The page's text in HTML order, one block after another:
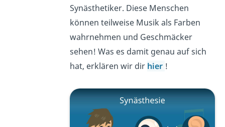
Synästhetiker. Diese Menschen
können teilweise Musik als Farben
wahrnehmen und Geschmäcker
sehen! Was es damit genau auf sich
hat, erklären wir dir hier !